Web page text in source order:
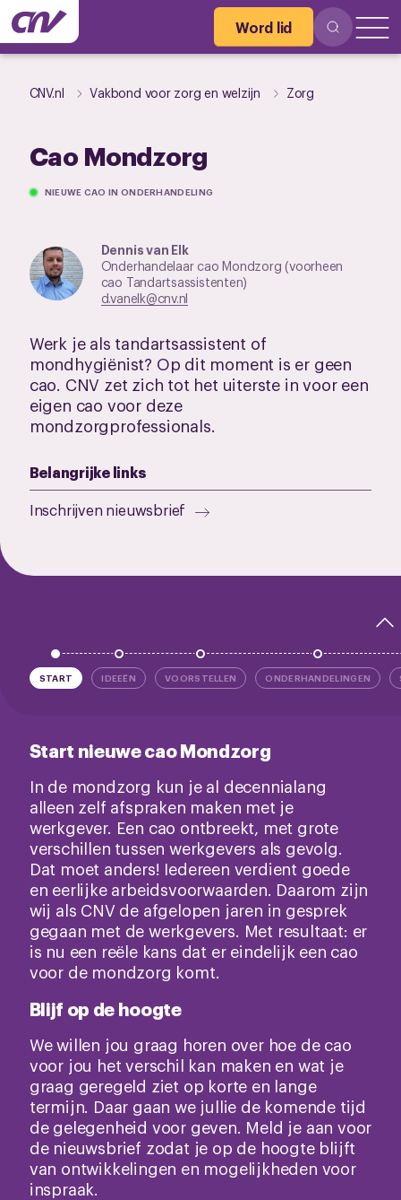
Word lid
CNV.nl Vakbond voor zorg en welzijn Zorg
Cao Mondzorg
NIEUWE CAO IN ONDERHANDELING
Dennis van Elk
Onderhandelaar cao Mondzorg (voorheen
cao Tandartsassistenten)
d.vanelk@cnv.nl
Werk je als tandartsassistent of
mondhygiënist? Op dit moment is er geen
cao. CNV zet zich tot het uiterste in voor een
eigen cao voor deze
mondzorgprofessionals.
Belangrijke links
Inschrijven nieuwsbrief
START IDEEËN VOORSTELLEN ONDERHANDELINGEN
Start nieuwe cao Mondzorg
In de mondzorg kun je al decennialang
alleen zelf afspraken maken met je
werkgever. Een cao ontbreekt, met grote
verschillen tussen werkgevers als gevolg.
Dat moet anders! Iedereen verdient goede
en eerlijke arbeidsvoorwaarden. Daarom zijn
wij als CNV de afgelopen jaren in gesprek
gegaan met de werkgevers. Met resultaat: er
is nu een reële kans dat er eindelijk een cao
voor de mondzorg komt.
Blijf op de hoogte
We willen jou graag horen over hoe de cao
voor jou het verschil kan maken en wat je
graag geregeld ziet op korte en lange
termijn. Daar gaan we jullie de komende tijd
de gelegenheid voor geven. Meld je aan voor
de nieuwsbrief zodat je op de hoogte blijft
van ontwikkelingen en mogelijkheden voor
inspraak.